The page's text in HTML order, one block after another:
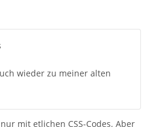
wieder zu meiner alten
mit etlichen CSS-Codes. Aber